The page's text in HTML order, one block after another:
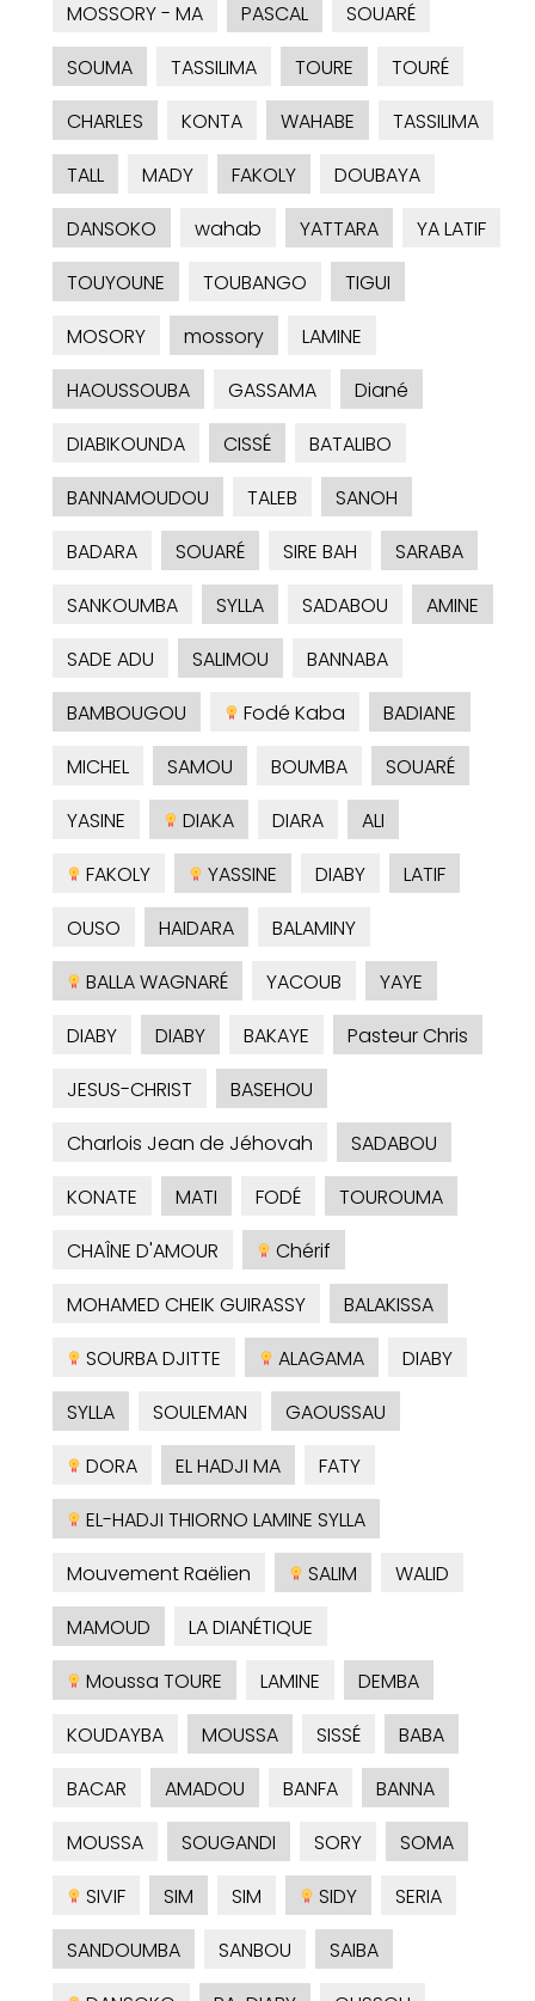
MOSSORY - MA
PASCAL
SOUARÉ
SOUMA
TASSILIMA TOURE
TOURÉ
CHARLES
KONTA WAHABE
TASSILIMA
TALL
MADY FAKOLY
DOUBAYA
DANSOKO
wahab YATTARA
YA LATIF
TOUYOUNE
TOUBANGO
TIGUI
MOSORY
mossory
LAMINE
HAOUSSOUBA
GASSAMA
Diané
DIABIKOUNDA
CISSÉ
BATALIBO
BANNAMOUDOU
TALEB
SANOH
BADARA
SOUARÉ SIRE BAH
SARABA
SANKOUMBA
SYLLA SADABOU
AMINE
SADE ADU
SALIMOU
BANNABA
BAMBOUGOU
Fodé Kaba
BADIANE
MICHEL
SAMOU BOUMBA
SOUARÉ
YASINE
DIAKA DIARA
ALI
FAKOLY
YASSINE DIABY
LATIF
OUSO
HAIDARA
BALAMINY
BALLA WAGNARÉ
YACOUB
YAYE
DIABY
DIABY BAKAYE
Pasteur Chris
JESUS-CHRIST
BASEHOU
Charlois Jean de Jéhovah
SADABOU
KONATE
MATI FODÉ
TOUROUMA
CHAÎNE D'AMOUR
Chérif
MOHAMED CHEIK GUIRASSY
BALAKISSA
SOURBA DJITTE
ALAGAMA
DIABY
SYLLA
SOULEMAN
GAOUSSAU
DORA
EL HADJI MA
FATY
EL-HADJI THIORNO LAMINE SYLLA
Mouvement Raëlien
SALIM
WALID
MAMOUD
LA DIANÉTIQUE
Moussa TOURE
LAMINE
DEMBA
KOUDAYBA
MOUSSA SISSÉ
BABA
BACAR
AMADOU BANFA
BANNA
MOUSSA
SOUGANDI SORY
SOMA
SIVIF
SIM SIM SIDY
SERIA
SANDOUMBA
SANBOU
SAIBA